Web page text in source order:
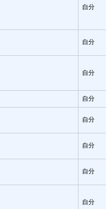
自分
自分
自分
自分
自分
自分
自分
自分